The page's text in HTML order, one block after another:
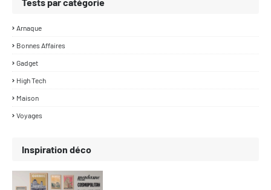
Arnaque
Bonnes Affaires
Gadget
High Tech
Maison
Voyages
Inspiration déco